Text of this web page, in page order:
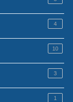
4
10
3
1